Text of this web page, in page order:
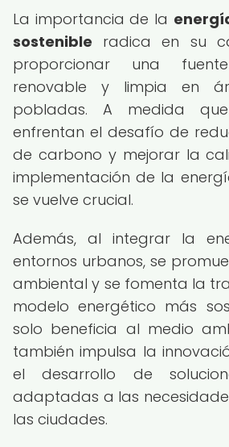
La importancia de la
sostenible radica en su
proporcionar una
renovable y limpia en
pobladas. A medida
enfrentan el desafío de
de carbono y mejorar la
implementación de la
se vuelve crucial.
Además, al integrar la
entornos urbanos, se
ambiental y se fomenta la
modelo energético más
solo beneficia al medio
también impulsa la
el desarrollo de
adaptadas a las
las ciudades.